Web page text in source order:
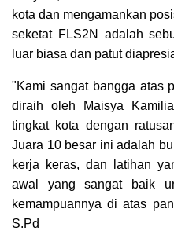
kota dan mengamankan
seketat FLS2N adalah
luar biasa dan patut
"Kami sangat bangga atas
diraih oleh Maisya
tingkat kota dengan
Juara 10 besar ini adalah
kerja keras, dan latihan
awal yang sangat baik
kemampuannya di atas
S.Pd